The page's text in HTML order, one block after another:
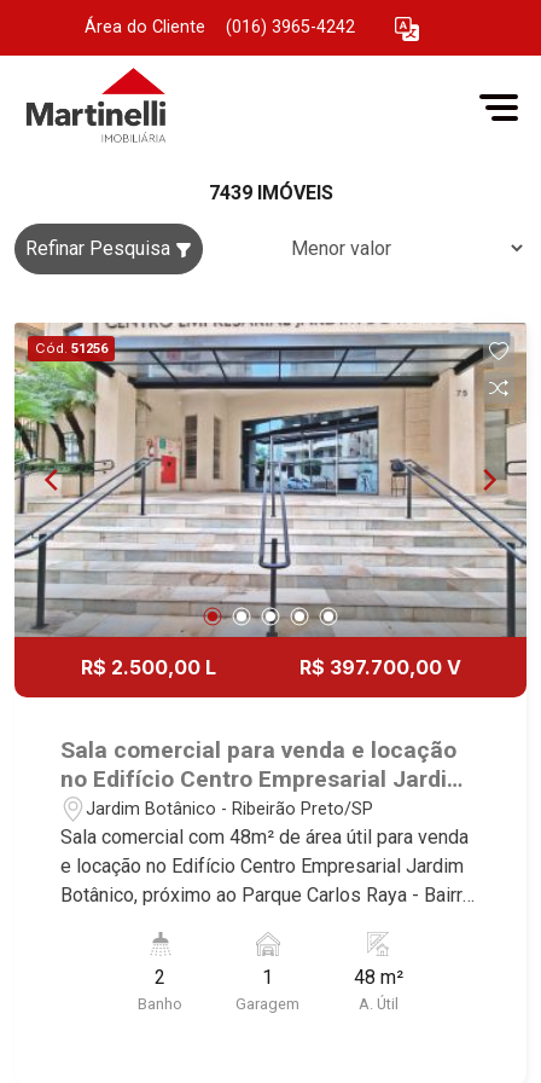
Área do Cliente (016) 3965-4242
7439 IMÓVEIS
Refinar Pesquisa
Cód. 51256
R$ 2.500,00 L R$ 397.700,00 V
Sala comercial para venda e locação
no Edifício Centro Empresarial Jardim
Botânico, próximo ao Parque Carlos
Raya - Ribeirão Preto/SP.
Jardim Botânico - Ribeirão Preto/SP
Sala comercial com 48m² de área útil para venda
e locação no Edifício Centro Empresarial Jardim
Botânico, próximo ao Parque Carlos Raya - Bairro
características deste imóvel que a Martinelli
Imobiliária selecionou para você: - 48m² de área
útil - 2 WCs masculino e feminino - Copa - 1 vaga
2
Banho
1
Garagem
48 m²
A. Útil